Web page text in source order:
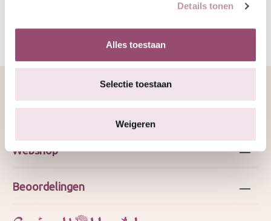
Details tonen
Alles toestaan
Selectie toestaan
Weigeren
Webshop
Beoordelingen